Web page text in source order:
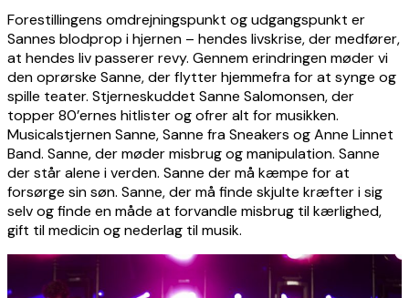
Forestillingens omdrejningspunkt og udgangspunkt er
Sannes blodprop i hjernen – hendes livskrise, der medfører,
at hendes liv passerer revy. Gennem erindringen møder vi
den oprørske Sanne, der flytter hjemmefra for at synge og
spille teater. Stjerneskuddet Sanne Salomonsen, der
topper 80’ernes hitlister og ofrer alt for musikken.
Musicalstjernen Sanne, Sanne fra Sneakers og Anne Linnet
Band. Sanne, der møder misbrug og manipulation. Sanne
der står alene i verden. Sanne der må kæmpe for at
forsørge sin søn. Sanne, der må finde skjulte kræfter i sig
selv og finde en måde at forvandle misbrug til kærlighed,
gift til medicin og nederlag til musik.